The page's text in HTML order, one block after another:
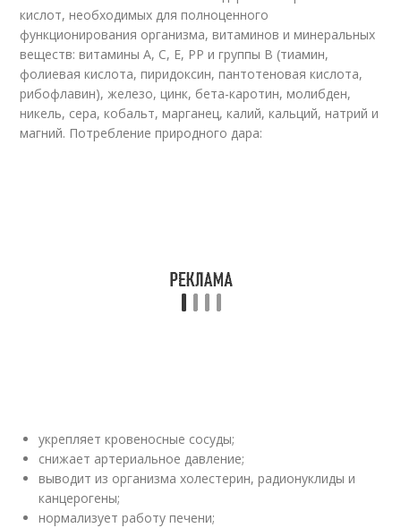
кислот, необходимых для полноценного
функционирования организма, витаминов и минеральных
веществ: витамины А, С, Е, РР и группы В (тиамин,
фолиевая кислота, пиридоксин, пантотеновая кислота,
рибофлавин), железо, цинк, бета-каротин, молибден,
никель, сера, кобальт, марганец, калий, кальций, натрий и
магний. Потребление природного дара:
укрепляет кровеносные сосуды;
снижает артериальное давление;
выводит из организма холестерин, радионуклиды и
канцерогены;
нормализует работу печени;